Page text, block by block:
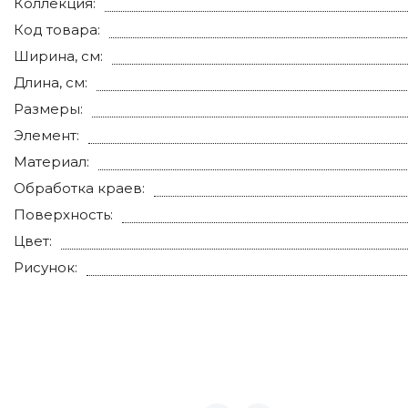
Код товара:
Ширина, см:
Длина, см:
Размеры:
Элемент:
Материал:
Обработка краев:
Поверхность:
Цвет:
Рисунок: